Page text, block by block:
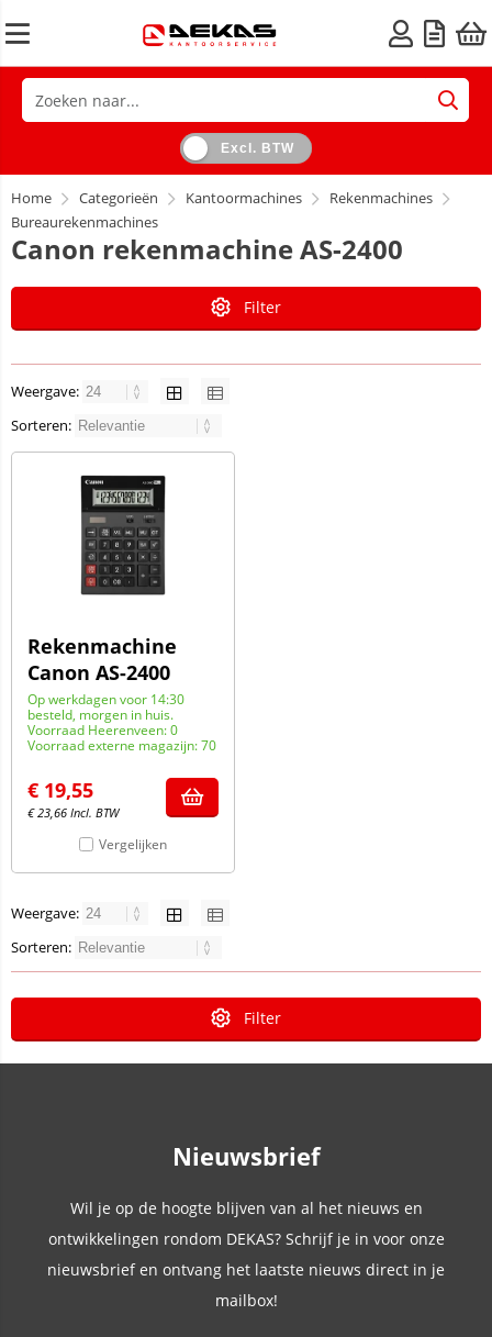
Excl. BTW
Home Categorieën Kantoormachines
Rekenmachines
Bureaurekenmachines
Canon rekenmachine AS-2400
Filter
Weergave:
Sorteren:
Rekenmachine
Canon AS-2400
Op werkdagen voor 14:30
besteld, morgen in huis.
Voorraad Heerenveen: 0
Voorraad externe magazijn: 70
€ 19,55
€23,66 Incl. BTW
Vergelijken
Weergave:
Sorteren:
Filter
Nieuwsbrief
Wil je op de hoogte blijven van al het nieuws en
ontwikkelingen rondom DEKAS? Schrijf je in voor onze
nieuwsbrief en ontvang het laatste nieuws direct in je
mailbox!